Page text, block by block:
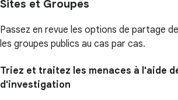
Sites et Groupes
Passez en revue les options de partage
les groupes publics au cas par cas.
Triez et traitez les menaces à l'aide
d'investigation